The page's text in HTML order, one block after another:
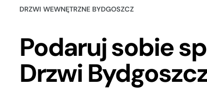
DRZWI WEWNĘTRZNE BYDGOSZCZ
Podaruj sobie
Drzwi